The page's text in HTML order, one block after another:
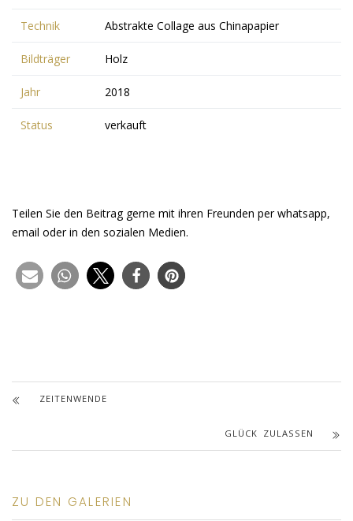
Technik Abstrakte Collage aus Chinapapier
Bildträger Holz
Jahr 2018
Status verkauft
Teilen Sie den Beitrag gerne mit ihren Freunden per whatsapp,
email oder in den sozialen Medien.
ZEITENWENDE
GLÜCK ZULASSEN
ZU DEN GALERIEN